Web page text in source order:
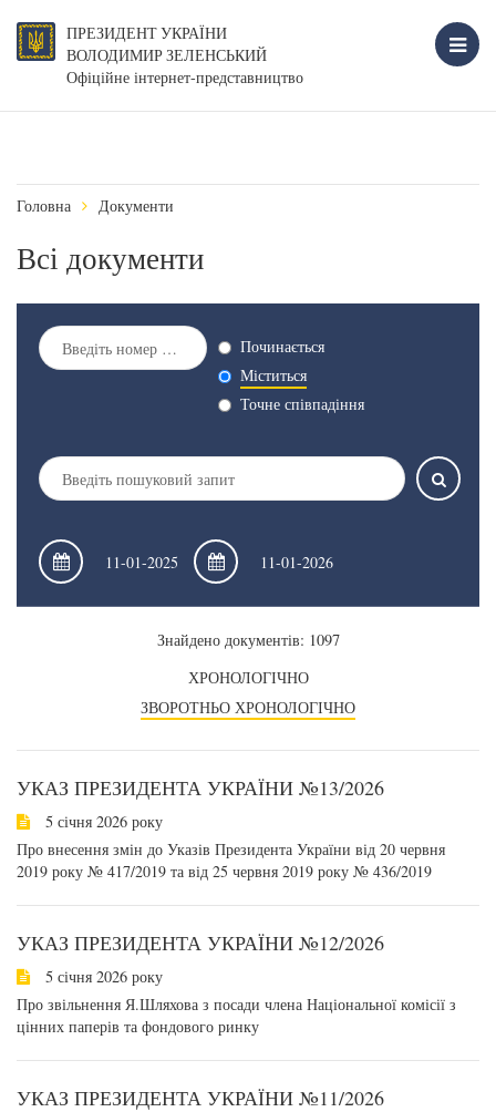
ПРЕЗИДЕНТ УКРАЇНИ
ВОЛОДИМИР ЗЕЛЕНСЬКИЙ
Офіційне інтернет-представництво
Головна Документи
Всі документи
Починається
Міститься
Точне співпадіння
Знайдено документів: 1097
ХРОНОЛОГІЧНО
ЗВОРОТНЬО ХРОНОЛОГІЧНО
УКАЗ ПРЕЗИДЕНТА УКРАЇНИ №13/2026
5 січня 2026 року
Про внесення змін до Указів Президента України від 20 червня
2019 року № 417/2019 та від 25 червня 2019 року № 436/2019
УКАЗ ПРЕЗИДЕНТА УКРАЇНИ №12/2026
5 січня 2026 року
Про звільнення Я.Шляхова з посади члена Національної комісії з
цінних паперів та фондового ринку
УКАЗ ПРЕЗИДЕНТА УКРАЇНИ №11/2026